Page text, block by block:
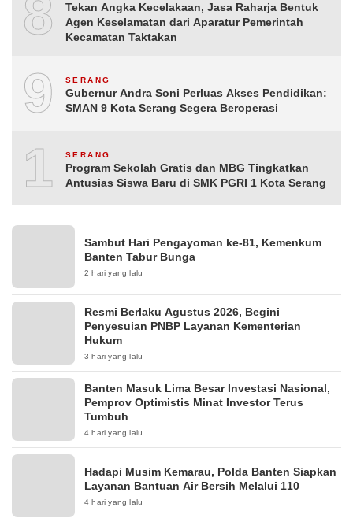
8
Tekan Angka Kecelakaan, Jasa Raharja Bentuk
Agen Keselamatan dari Aparatur Pemerintah
Kecamatan Taktakan
9 SERANG
Gubernur Andra Soni Perluas Akses Pendidikan:
SMAN 9 Kota Serang Segera Beroperasi
10SERANG
Program Sekolah Gratis dan MBG Tingkatkan
Antusias Siswa Baru di SMK PGRI 1 Kota Serang
Sambut Hari Pengayoman ke-81, Kemenkum
Banten Tabur Bunga
2 hari yang lalu
Resmi Berlaku Agustus 2026, Begini
Penyesuian PNBP Layanan Kementerian
Hukum
3 hari yang lalu
Banten Masuk Lima Besar Investasi Nasional,
Pemprov Optimistis Minat Investor Terus
Tumbuh
4 hari yang lalu
Hadapi Musim Kemarau, Polda Banten Siapkan
Layanan Bantuan Air Bersih Melalui 110
4 hari yang lalu